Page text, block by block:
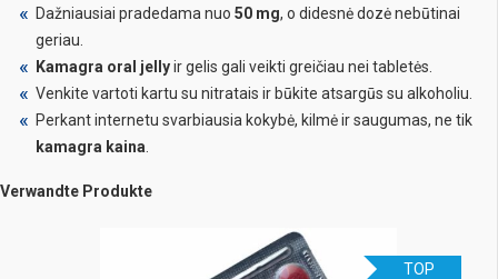
Dažniausiai pradedama nuo 50 mg, o didesnė dozė nebūtinai
geriau.
Kamagra oral jellyir gelis gali veikti greičiau nei tabletės.
Venkite vartoti kartu su nitratais ir būkite atsargūs su alkoholiu.
Perkant internetu svarbiausia kokybė, kilmė ir saugumas, ne tik
kamagra kaina
Verwandte Produkte
TOP